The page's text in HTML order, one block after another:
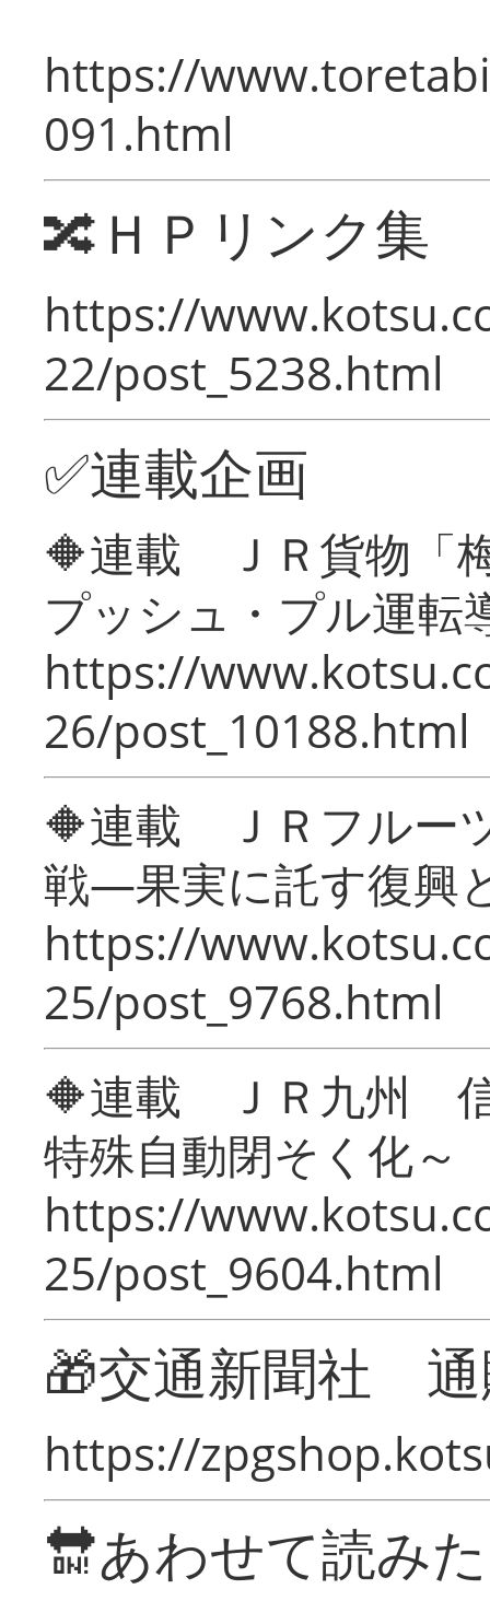
https://
091.html
🔀ＨＰリンク集
https://
22/post_5238.html
✅連載企画
🔶連載 ＪＲ貨物「
プッシュ・プル運転
https://
26/post_10188.html
🔶連載 ＪＲフルー
戦―果実に託す復興
https://
25/post_9768.html
🔶連載 ＪＲ九州 信
特殊自動閉そく化～
https://
25/post_9604.html
🎁交通新聞社
https://
🔛あわせて読み